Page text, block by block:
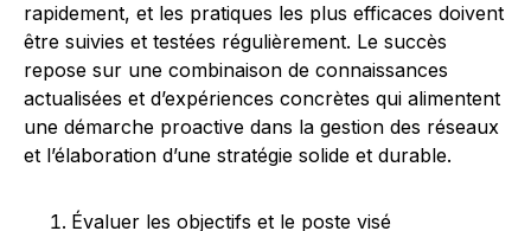
rapidement, et les pratiques les plus efficaces doivent
être suivies et testées régulièrement. Le succès
repose sur une combinaison de connaissances
actualisées et d’expériences concrètes qui alimentent
une démarche proactive dans la gestion des réseaux
et l’élaboration d’une stratégie solide et durable.
Évaluer les objectifs et le poste visé